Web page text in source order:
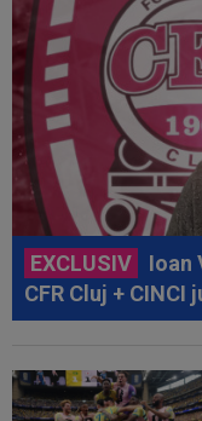
EXCLUSIV
Ioan
CFR Cluj +